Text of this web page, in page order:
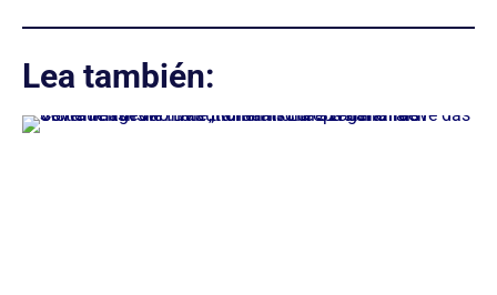
Lea también: